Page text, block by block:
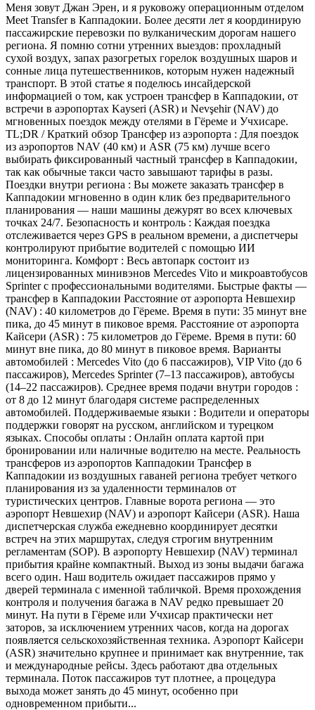
Меня зовут Джан Эрен, и я руковожу операционным отделом
Meet Transfer в Каппадокии. Более десяти лет я координирую
пассажирские перевозки по вулканическим дорогам нашего
региона. Я помню сотни утренних выездов: прохладный
сухой воздух, запах разогретых горелок воздушных шаров и
сонные лица путешественников, которым нужен надежный
транспорт. В этой статье я поделюсь инсайдерской
информацией о том, как устроен трансфер в Каппадокии, от
встречи в аэропортах Kayseri (ASR) и Nevşehir (NAV) до
мгновенных поездок между отелями в Гёреме и Учхисаре.
TL;DR / Краткий обзор Трансфер из аэропорта : Для поездок
из аэропортов NAV (40 км) и ASR (75 км) лучше всего
выбирать фиксированный частный трансфер в Каппадокии,
так как обычные такси часто завышают тарифы в разы.
Поездки внутри региона : Вы можете заказать трансфер в
Каппадокии мгновенно в один клик без предварительного
планирования — наши машины дежурят во всех ключевых
точках 24/7. Безопасность и контроль : Каждая поездка
отслеживается через GPS в реальном времени, а диспетчеры
контролируют прибытие водителей с помощью ИИ
мониторинга. Комфорт : Весь автопарк состоит из
лицензированных минивэнов Mercedes Vito и микроавтобусов
Sprinter с профессиональными водителями. Быстрые факты —
трансфер в Каппадокии Расстояние от аэропорта Невшехир
(NAV) : 40 километров до Гёреме. Время в пути: 35 минут вне
пика, до 45 минут в пиковое время. Расстояние от аэропорта
Кайсери (ASR) : 75 километров до Гёреме. Время в пути: 60
минут вне пика, до 80 минут в пиковое время. Варианты
автомобилей : Mercedes Vito (до 6 пассажиров), VIP Vito (до 6
пассажиров), Mercedes Sprinter (7–13 пассажиров), автобусы
(14–22 пассажиров). Среднее время подачи внутри городов :
от 8 до 12 минут благодаря системе распределенных
автомобилей. Поддерживаемые языки : Водители и операторы
поддержки говорят на русском, английском и турецком
языках. Способы оплаты : Онлайн оплата картой при
бронировании или наличные водителю на месте. Реальность
трансферов из аэропортов Каппадокии Трансфер в
Каппадокии из воздушных гаваней региона требует четкого
планирования из за удаленности терминалов от
туристических центров. Главные ворота региона — это
аэропорт Невшехир (NAV) и аэропорт Кайсери (ASR). Наша
диспетчерская служба ежедневно координирует десятки
встреч на этих маршрутах, следуя строгим внутренним
регламентам (SOP). В аэропорту Невшехир (NAV) терминал
прибытия крайне компактный. Выход из зоны выдачи багажа
всего один. Наш водитель ожидает пассажиров прямо у
дверей терминала с именной табличкой. Время прохождения
контроля и получения багажа в NAV редко превышает 20
минут. На пути в Гёреме или Учхисар практически нет
заторов, за исключением утренних часов, когда на дорогах
появляется сельскохозяйственная техника. Аэропорт Кайсери
(ASR) значительно крупнее и принимает как внутренние, так
и международные рейсы. Здесь работают два отдельных
терминала. Поток пассажиров тут плотнее, а процедура
выхода может занять до 45 минут, особенно при
одновременном прибыти...